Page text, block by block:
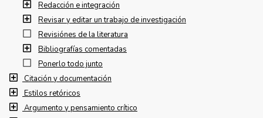
Redacción e integración
Revisar y editar un trabajo de investigación
Revisiónes de la literatura
Bibliografías comentadas
Ponerlo todo junto
Citación y documentación
Estilos retóricos
Argumento y pensamiento crítico